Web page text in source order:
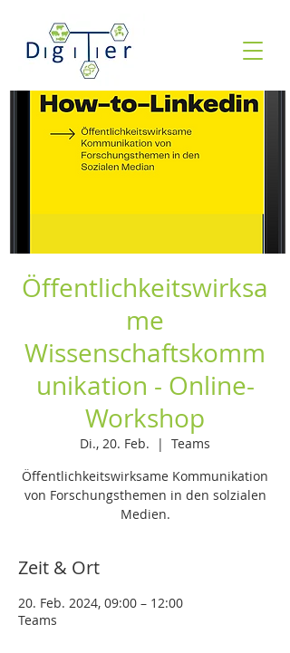
Öffentlichkeitswirksa
me
Wissenschaftskomm
unikation - Online-
Workshop
Di., 20. Feb.
  |
Teams
Öffentlichkeitswirksame Kommunikation
von Forschungsthemen in den solzialen
Medien.
Zeit & Ort
20. Feb. 2024, 09:00 – 12:00
Teams